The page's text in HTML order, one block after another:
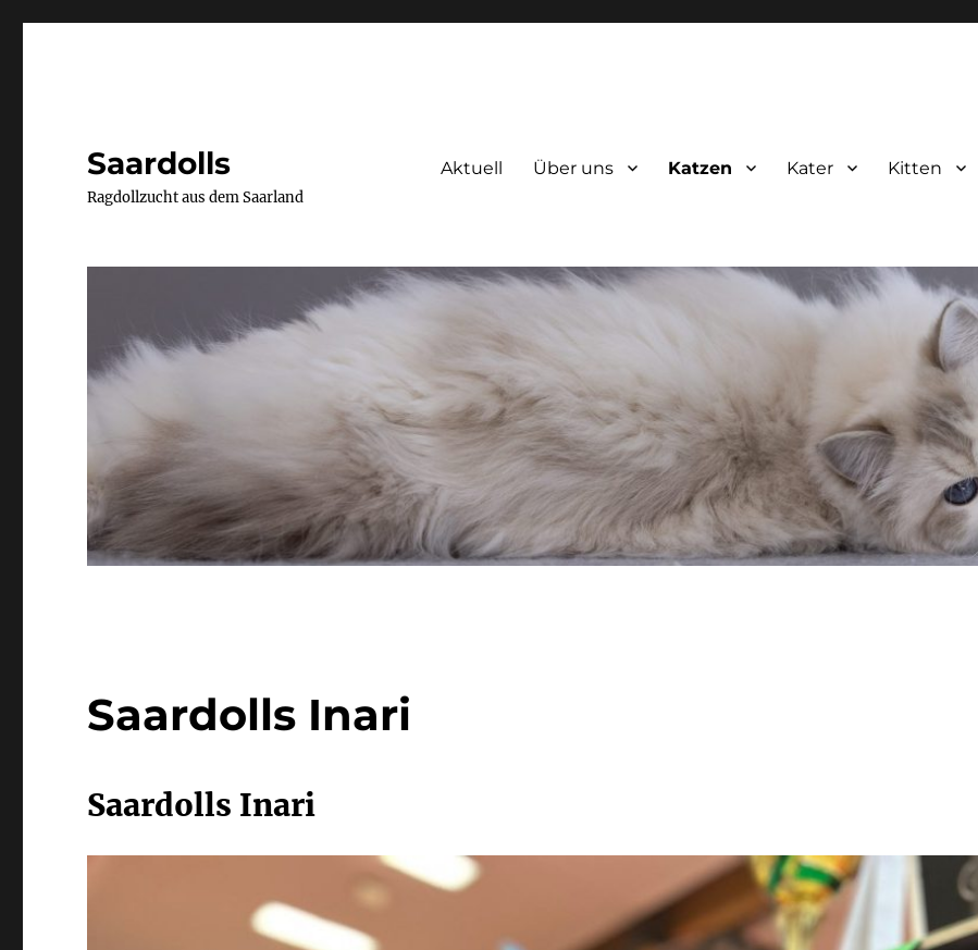
Saardolls
Ragdollzucht aus dem Saarland
Aktuell Über uns Katzen Kater Kitten
Saardolls Inari
Saardolls Inari